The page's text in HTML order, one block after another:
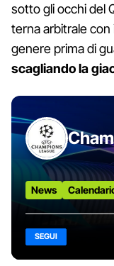
sotto gli occhi del
terna arbitrale con
genere prima di
scagliando la
News
SEGUI